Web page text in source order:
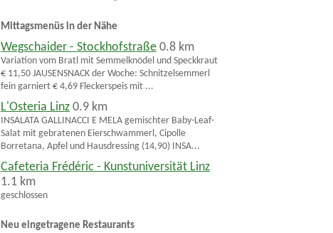
Mittagsmenüs in der Nähe
Wegschaider - Stockhofstraße 0.8 km
Variation vom Bratl mit Semmelknödel und Speckkraut
€ 11,50 JAUSENSNACK der Woche: Schnitzelsemmerl
fein garniert € 4,69 Fleckerspeis mit ...
L'Osteria Linz 0.9 km
INSALATA GALLINACCI E MELA gemischter Baby-Leaf-
Salat mit gebratenen Eierschwammerl, Cipolle
Borretana, Apfel und Hausdressing (14,90) INSA...
Cafeteria Frédéric - Kunstuniversität Linz
1.1 km
geschlossen
Neu eingetragene Restaurants